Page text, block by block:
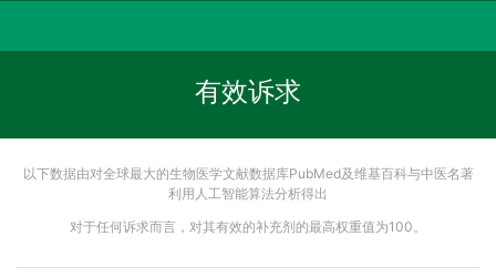
有效诉求
以下数据由对全球最大的生物医学文献数据库PubMed及维基百科与中医名著
利用人工智能算法分析得出
对于任何诉求而言，对其有效的补充剂的最高权重值为100。